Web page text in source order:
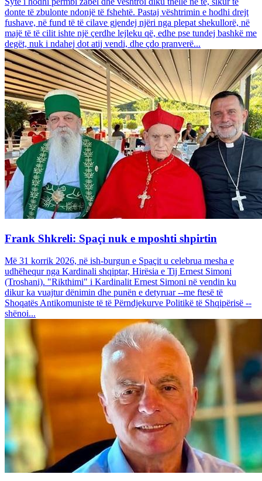
donte të zbulonte ndonjë të fshehtë. Pastaj vështrimin e hodhi drejt
fushave, në fund të të cilave gjendej njëri nga plepat shekullorë, në
majë të të cilit ishte një çerdhe lejleku që, edhe pse tundej bashkë me
degët, nuk i ndahej dot atij vendi, dhe çdo pranverë...
Frank Shkreli: Spaçi nuk e mposhti shpirtin
Më 31 korrik 2026, në ish-burgun e Spaçit u celebrua mesha e
udhëhequr nga Kardinali shqiptar, Hirësia e Tij Ernest Simoni
(Troshani). "Rikthimi" i Kardinalit Ernest Simoni në vendin ku
dikur ka vuajtur dënimin dhe punën e detyruar --me ftesë të
Shoqatës Antikomuniste të të Përndjekurve Politikë të Shqipërisë --
shënoi...